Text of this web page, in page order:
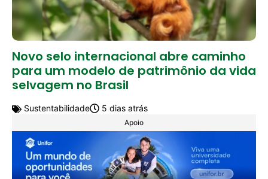
Novo selo internacional abre caminho
para um modelo de patrimônio da vida
selvagem no Brasil
Sustentabilidade 5 dias atrás
Apoio